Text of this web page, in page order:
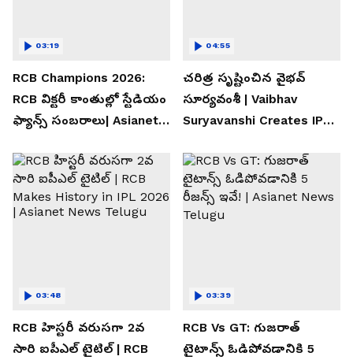
RCB Champions 2026:
RCB విక్టరీ కాంతుల్లో స్టేడియం
ఫ్యాన్స్ సంబరాలు| Asianet
03:19
చరిత్ర సృష్టించిన వైభవ్
సూర్యవంశీ | Vaibhav
Suryavanshi Creates IPL
Telugu
04:55
RCB హిస్టరీ వరుసగా 2వ
సారి ఐపీఎల్ టైటిల్ | RCB
03:48
RCB Vs GT: గుజరాత్
టైటాన్స్ ఓడిపోవడానికి 5
03:39